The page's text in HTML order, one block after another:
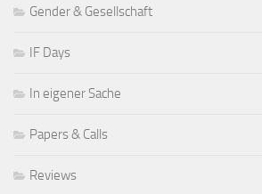
Gender & Gesellschaft
IF Days
In eigener Sache
Papers & Calls
Reviews